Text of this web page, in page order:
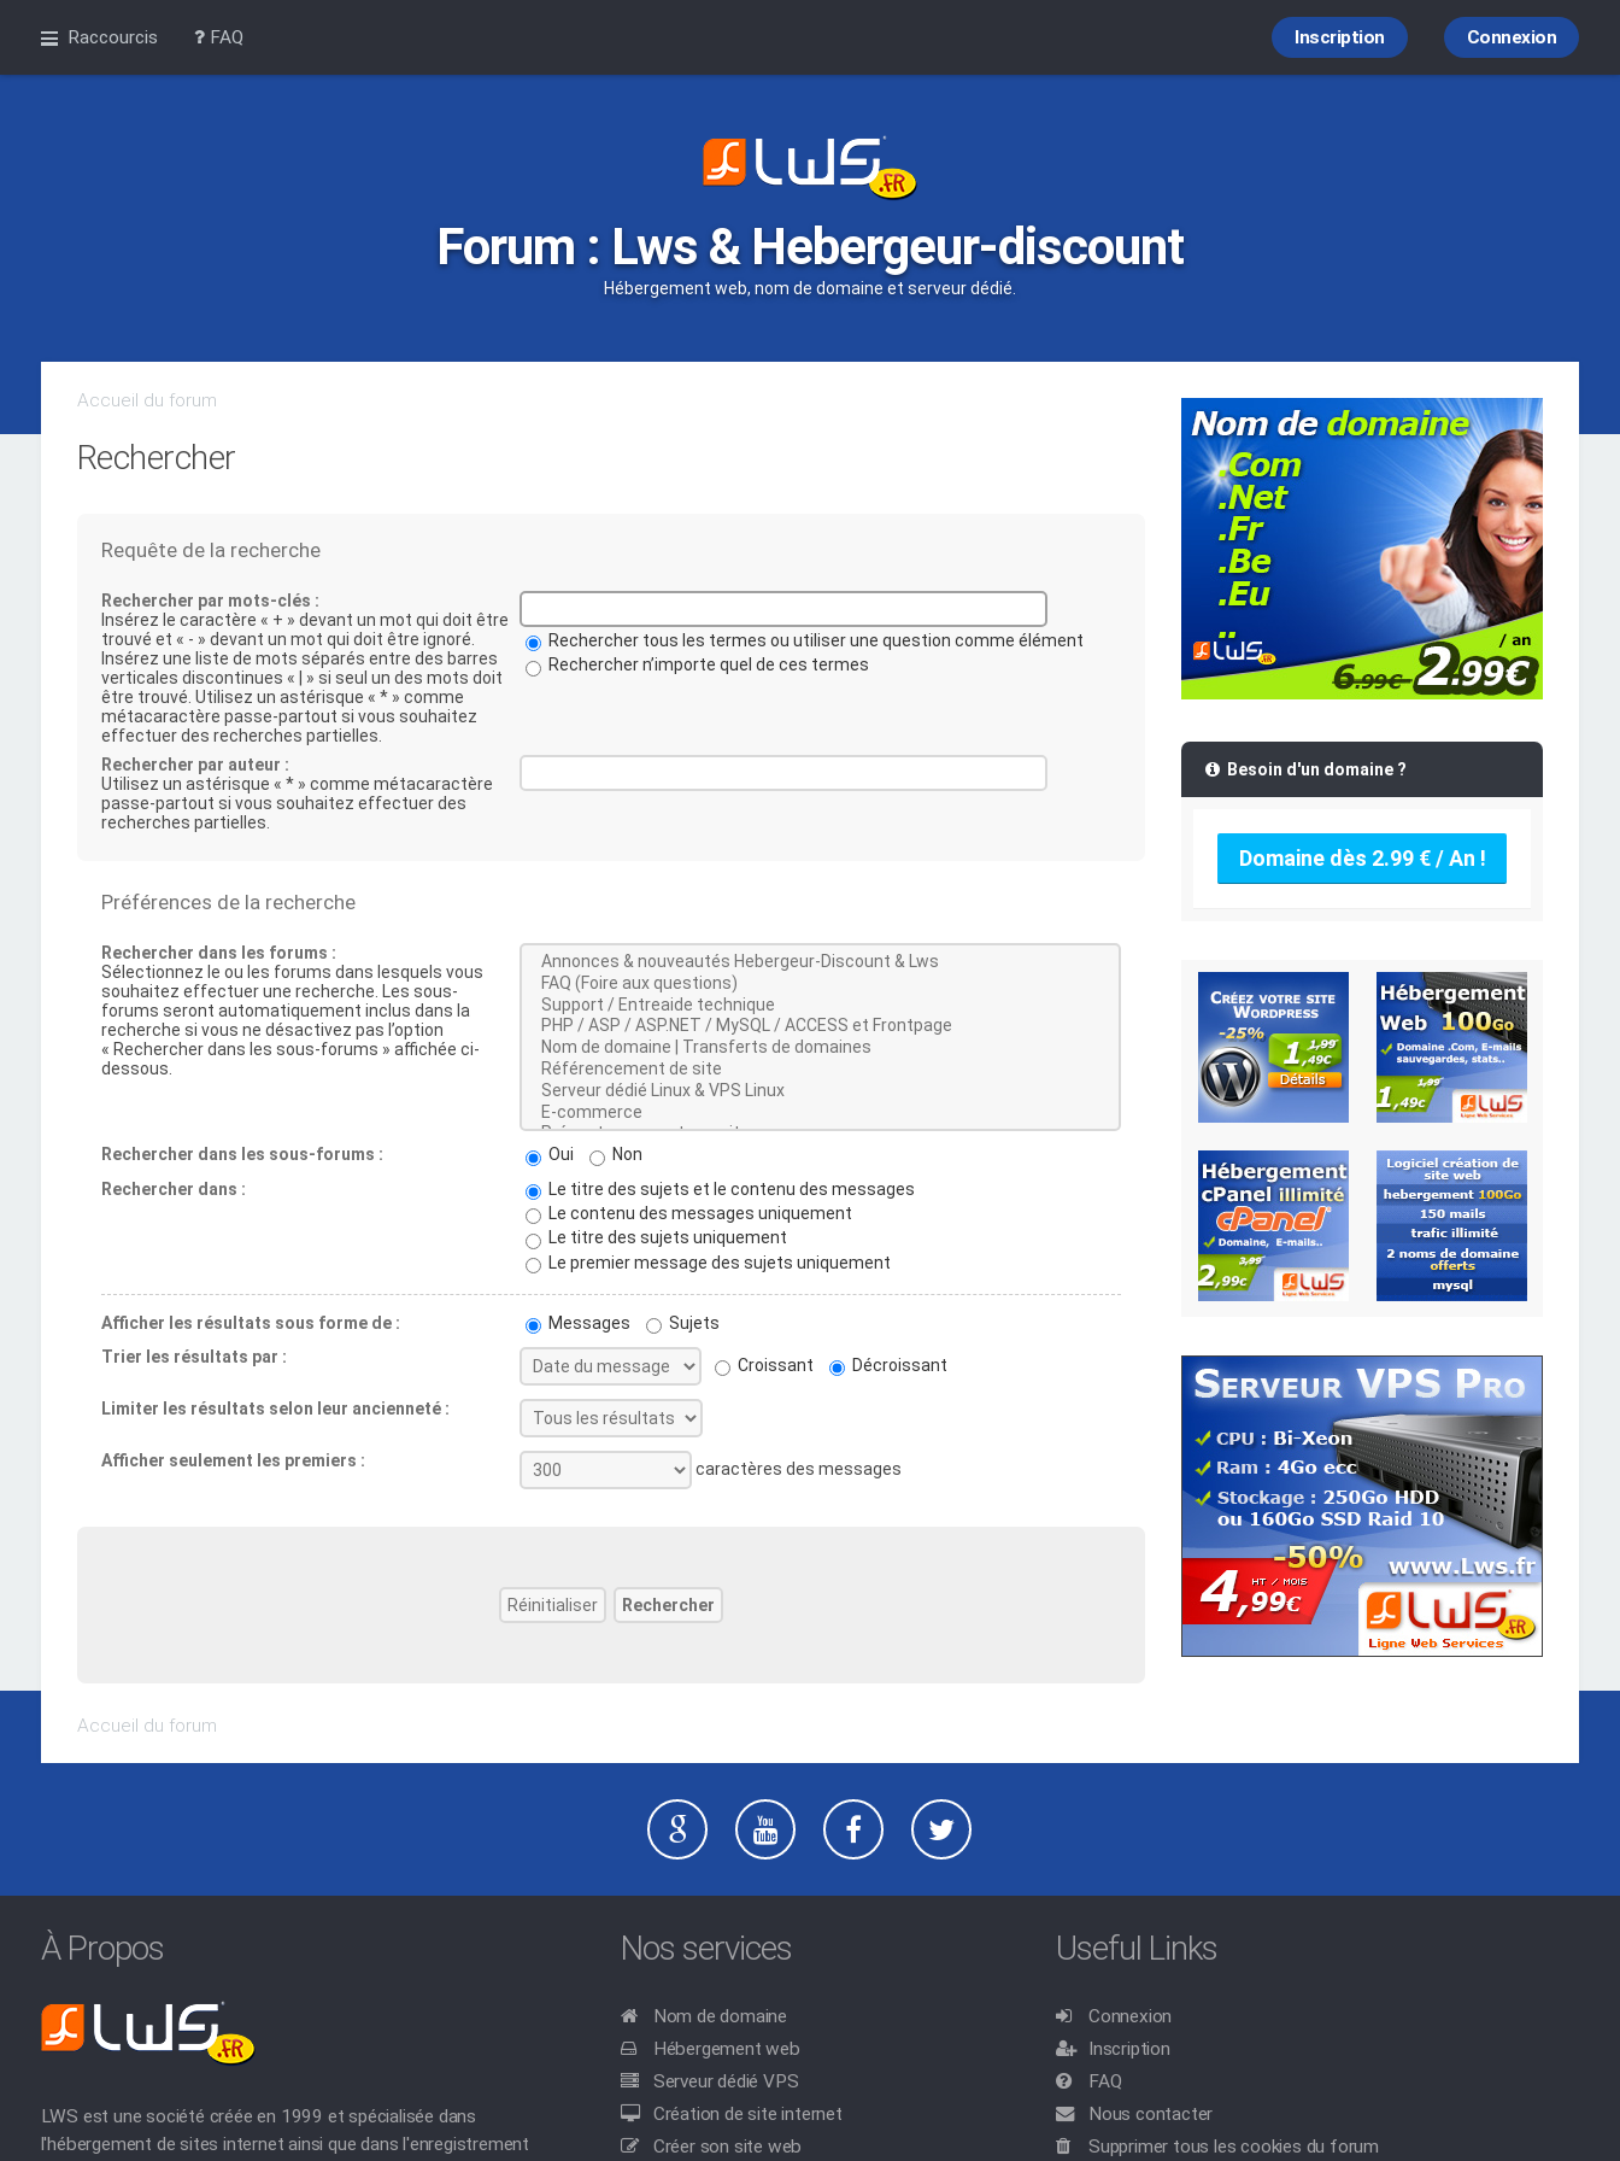
Raccourcis FAQ Connexion
Inscription
Forum : Lws & Hebergeur-discount
Hébergement web, nom de domaine et serveur dédié.
Accueil du forum
Rechercher
Requête de la recherche
Rechercher par mots-clés :
Insérez le caractère « + » devant un mot qui doit être
trouvé et « - » devant un mot qui doit être ignoré.
Insérez une liste de mots séparés entre des barres
verticales discontinues « | » si seul un des mots doit
être trouvé. Utilisez un astérisque « * » comme
métacaractère passe-partout si vous souhaitez
effectuer des recherches partielles.
Rechercher tous les termes ou utiliser une question comme élément
Rechercher n’importe quel de ces termes
Rechercher par auteur :
Utilisez un astérisque « * » comme métacaractère
passe-partout si vous souhaitez effectuer des
recherches partielles.
Préférences de la recherche
Rechercher dans les forums :
Sélectionnez le ou les forums dans lesquels vous
souhaitez effectuer une recherche. Les sous-
forums seront automatiquement inclus dans la
recherche si vous ne désactivez pas l’option
« Rechercher dans les sous-forums » affichée ci-
dessous.
Rechercher dans les sous-forums : Oui
Non
Rechercher dans :
Le titre des sujets et le contenu des messages
Le contenu des messages uniquement
Le titre des sujets uniquement
Le premier message des sujets uniquement
Afficher les résultats sous forme de : Messages
Sujets
Trier les résultats par :
Croissant Décroissant
Limiter les résultats selon leur ancienneté :
Afficher seulement les premiers : caractères des messages
Accueil du forum
Besoin d'un domaine ?
Domaine dès 2.99 € / An !
À Propos
LWS est une société créée en 1999 et spécialisée dans
l'hébergement de sites internet ainsi que dans l'enregistrement
Nos services
Nom de domaine
Hébergement web
Serveur dédié VPS
Création de site internet
Créer son site web
Useful Links
Connexion
Inscription
FAQ
Nous contacter
Supprimer tous les cookies du forum